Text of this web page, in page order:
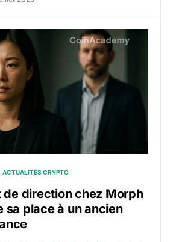
direction chez Morph : la PDG cède
ACTUALITÉS CRYPTO
de direction chez Morph
sa place à un ancien